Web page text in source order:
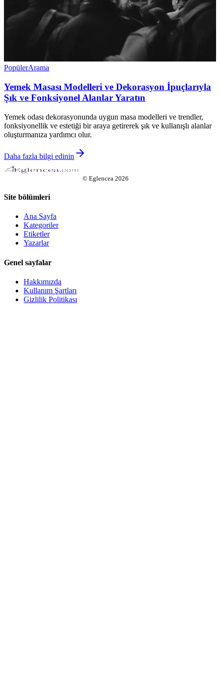
PopülerArama
Yemek Masası Modelleri ve Dekorasyon İpuçlarıyla
Şık ve Fonksiyonel Alanlar Yaratın
Yemek odası dekorasyonunda uygun masa modelleri ve trendler,
fonksiyonellik ve estetiği bir araya getirerek şık ve kullanışlı alanlar
oluşturmanıza yardımcı olur.
Daha fazla bilgi edinin
© Eglencea 2026
Site bölümleri
Ana Sayfa
Kategoriler
Etiketler
Yazarlar
Genel sayfalar
Hakkımızda
Kullanım Şartları
Gizlilik Politikası